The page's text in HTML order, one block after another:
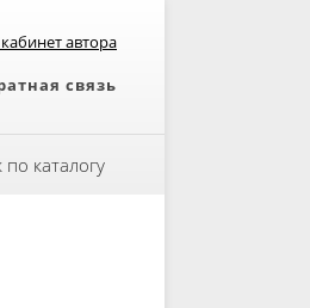
автора
связь
каталогу